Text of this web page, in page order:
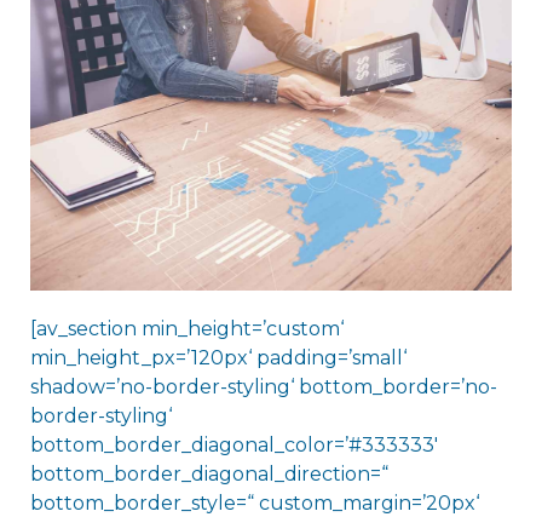
[av_section min_height=’custom‘
min_height_px=’120px‘ padding=’small‘
shadow=’no-border-styling‘ bottom_border=’no-
border-styling‘
bottom_border_diagonal_color=’#333333′
bottom_border_diagonal_direction=“
bottom_border_style=“ custom_margin=’20px‘